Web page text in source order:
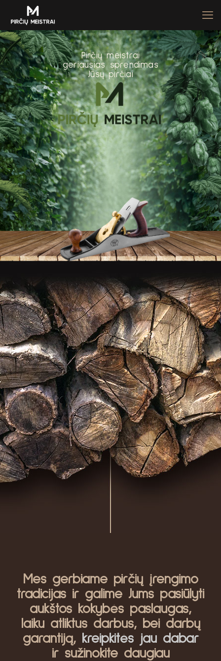
Pirčių meistrai
geriausias sprendimas
Jūsų pirčiai
Mes gerbiame pirčių įrengimo
tradicijas ir galime Jums pasiūlyti
aukštos kokybės paslaugas,
laiku atliktus darbus, bei darbų
garantiją, kreipkitės jau dabar
ir sužinokite daugiau